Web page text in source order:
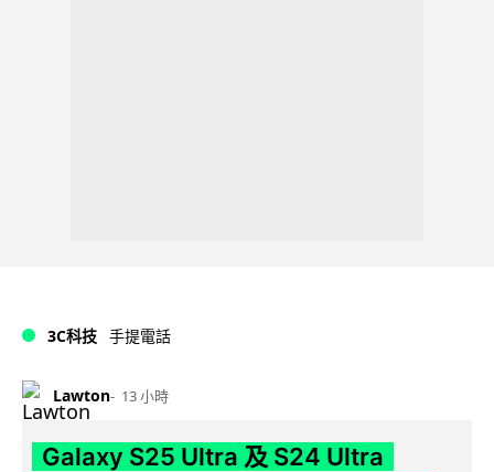
3C科技 手提電話
Lawton 13 小時
Galaxy S25 Ultra 及 S24 Ultra